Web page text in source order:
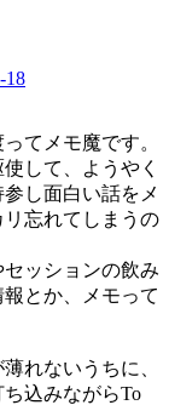
18
てメモ魔です。
して、ようやく
し面白い話をメ
忘れてしまうの
ッションの飲み
とか、メモって
れないうちに、
込みながらTo